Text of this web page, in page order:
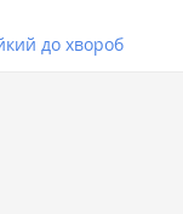
до хвороб